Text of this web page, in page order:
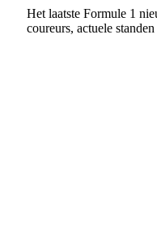
Het laatste Formule 1
coureurs, actuele